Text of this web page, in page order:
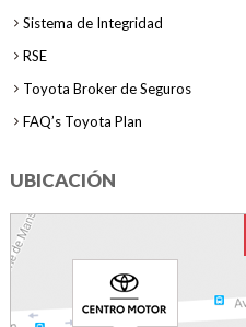
Sistema de Integridad
RSE
Toyota Broker de Seguros
FAQ’s Toyota Plan
UBICACIÓN